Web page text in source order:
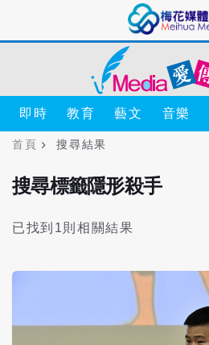
即時 教育 藝文 音樂
首頁 搜尋結果
搜尋標籤隱形殺手
已找到1則相關結果